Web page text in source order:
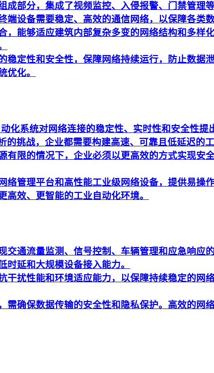
成部分，集成了视频监控、入侵报警、门禁管理
设备需要稳定、高效的通信网络，以保障各类
能够适应建筑内部复杂多变的网络结构和多样
稳定性和安全性，保障网络持续运行，防止数据
优化。
化系统对网络连接的稳定性、实时性和安全性
挑战，企业都需要构建高速、可靠且低延迟的
有限的情况下，企业必须以更高效的方式实现安
络管理平台和高性能工业级网络设备，提供易操
效、更智能的工业自动化环境。
交通流量监测、信号控制、车辆管理和应急响应
延和大规模设备接入能力。
干扰性能和环境适应能力，以保障持续稳定的网
需确保数据传输的安全性和隐私保护。高效的网